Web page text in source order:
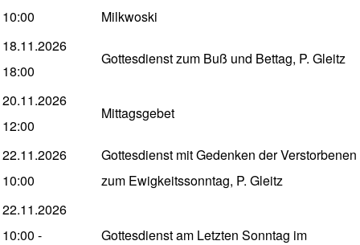
10:00
Milkwoski
18.11.2026
18:00
Gottesdienst zum Buß und Bettag, P. Gleitz
20.11.2026
12:00
Mittagsgebet
22.11.2026
10:00
Gottesdienst mit Gedenken der Verstorbenen
zum Ewigkeitssonntag, P. Gleitz
22.11.2026
10:00 -
Gottesdienst am Letzten Sonntag im